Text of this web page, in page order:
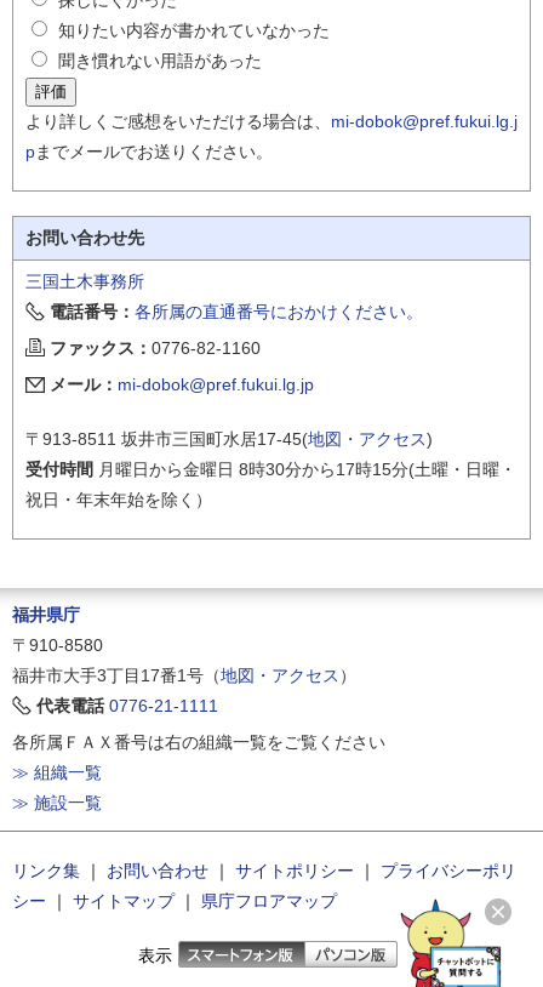
知りたい内容が書かれていなかった
聞き慣れない用語があった
より詳しくご感想をいただける場合は、 mi-dobok@pref.fukui.lg.j
pまでメールでお送りください。
お問い合わせ先
三国土木事務所
電話番号： 各所属の直通番号におかけください。
ファックス： 0776-82-1160
メール： mi-dobok@pref.fukui.lg.jp
〒913-8511 坂井市三国町水居17-45(地図・アクセス)
受付時間 月曜日から金曜日 8時30分から17時15分(土曜・日曜・
祝日・年末年始を除く）
福井県庁
〒910-8580
福井市大手3丁目17番1号（地図・アクセス ）
代表電話 0776-21-1111
各所属ＦＡＸ番号は右の組織一覧をご覧ください
≫ 組織一覧
≫ 施設一覧
リンク集 ｜ お問い合わせ ｜ サイトポリシー ｜
プライバシーポリ
シー ｜ サイトマップ｜ 県庁フロアマップ
表示